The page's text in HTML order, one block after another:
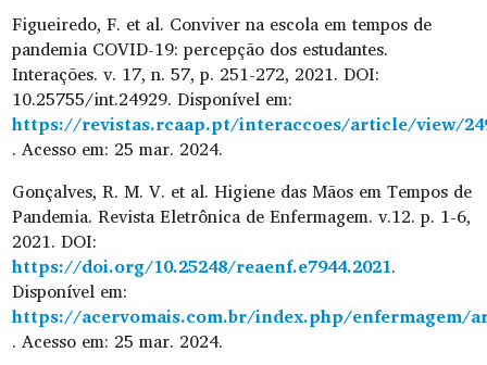
Figueiredo, F. et al. Conviver na escola em tempos de
pandemia COVID-19: percepção dos estudantes.
Interações. v. 17, n. 57, p. 251-272, 2021. DOI:
10.25755/int.24929. Disponível em:
https://revistas.rcaap.pt/interaccoes/article/view/
. Acesso em: 25 mar. 2024.
Gonçalves, R. M. V. et al. Higiene das Mãos em Tempos de
Pandemia. Revista Eletrônica de Enfermagem. v.12. p. 1-6,
2021. DOI:
https://doi.org/10.25248/reaenf.e7944.2021.
Disponível em:
https://acervomais.com.br/index.php/enfermagem/
. Acesso em: 25 mar. 2024.